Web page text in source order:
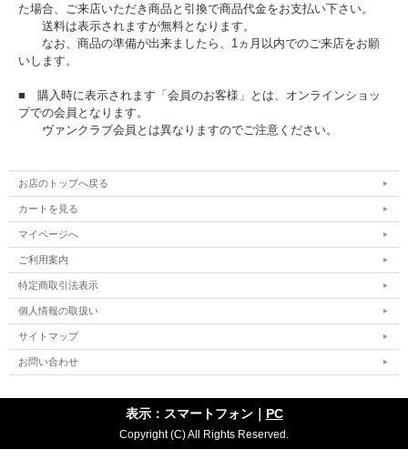
た場合、ご来店いただき商品と引換で商品代金をお支払い下さい。
送料は表示されますが無料となります。
なお、商品の準備が出来ましたら、1ヵ月以内でのご来店をお願
いします。
■ 購入時に表示されます「会員のお客様」とは、オンラインショッ
プでの会員となります。
ヴァンクラブ会員とは異なりますのでご注意ください。
お店のトップへ戻る
カートを見る
マイページへ
ご利用案内
特定商取引法表示
個人情報の取扱い
サイトマップ
お問い合わせ
表示：スマートフォン｜ PC
Copyright (C) All Rights Reserved.